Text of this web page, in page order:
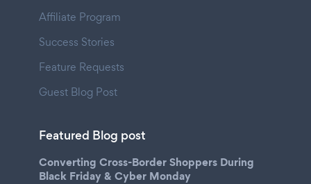
Affiliate Program
Success Stories
Feature Requests
Guest Blog Post
Featured Blog post
Converting Cross-Border Shoppers During
Black Friday & Cyber Monday